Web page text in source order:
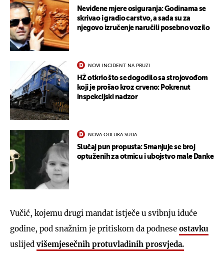
Neviđene mjere osiguranja: Godinama se
skrivao i gradio carstvo, a sada su za
njegovo izručenje naručili posebno vozilo
NOVI INCIDENT NA PRUZI
HŽ otkrio što se dogodilo sa strojovođom
koji je prošao kroz crveno: Pokrenut
inspekcijski nadzor
NOVA ODLUKA SUDA
Slučaj pun propusta: Smanjuje se broj
optuženih za otmicu i ubojstvo male Danke
Vučić, kojemu drugi mandat istječe u svibnju iduće
godine, pod snažnim je pritiskom da podnese ostavku
uslijedvišemjesečnih protuvladinih prosvjeda.